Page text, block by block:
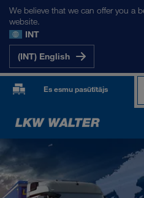
We believe that we can offer you a
website.
INT
(INT) English
Es esmu pasūtītājs
MŪSU TIRGI
Eiropa